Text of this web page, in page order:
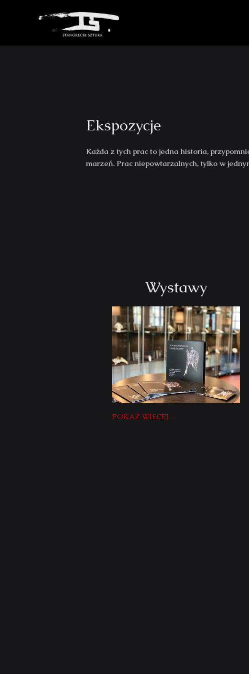
Ekspozycje
Każda z tych prac to jedna historia,
marzeń. Prac niepowtarzalnych, tylko w
Wystawy
POKAŻ WIĘCEJ…